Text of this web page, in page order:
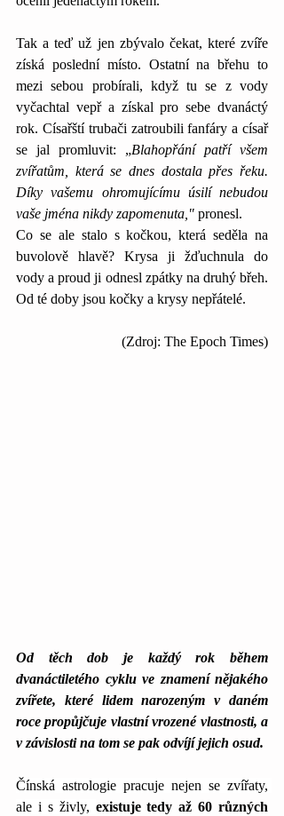
Tak a teď už jen zbývalo čekat, které zvíře
získá poslední místo. Ostatní na břehu to
mezi sebou probírali, když tu se z vody
vyčachtal vepř a získal pro sebe dvanáctý
rok. Císařští trubači zatroubili fanfáry a císař
se jal promluvit: „Blahopřání patří všem
zvířatům, která se dnes dostala přes řeku.
Díky vašemu ohromujícímu úsilí nebudou
vaše jména nikdy zapomenuta," pronesl.
Co se ale stalo s kočkou, která seděla na
buvolově hlavě? Krysa ji žďuchnula do
vody a proud ji odnesl zpátky na druhý břeh.
Od té doby jsou kočky a krysy nepřátelé.
(Zdroj: The Epoch Times)
Od těch dob je každý rok během
dvanáctiletého cyklu ve znamení nějakého
zvířete, které lidem narozeným v daném
roce propůjčuje vlastní vrozené vlastnosti, a
v závislosti na tom se pak odvíjí jejich osud.
Čínská astrologie pracuje nejen se zvířaty,
ale i s živly, existuje tedy až 60 různých